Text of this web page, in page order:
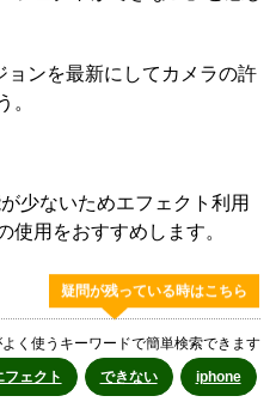
ンを最新にしてカメラの許
。
少ないためエフェクト利用
使用をおすすめします。
疑問が残っている時はこちら
く使うキーワードで簡単検索できます
フェクト できない iphone